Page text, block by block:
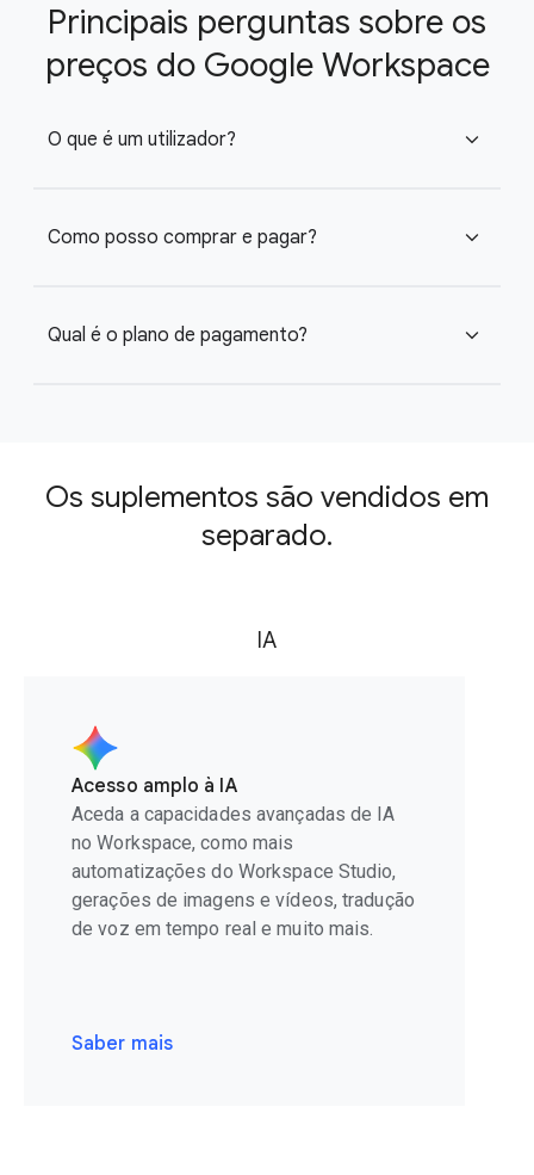
Principais perguntas sobre os
preços do Google Workspace
O que é um utilizador? expand_more
Como posso comprar e pagar? expand_more
Qual é o plano de pagamento? expand_more
Os suplementos são vendidos em
separado.
IA
Acesso amplo à IA
Aceda a capacidades avançadas de IA
no Workspace, como mais
automatizações do Workspace Studio,
gerações de imagens e vídeos, tradução
de voz em tempo real e muito mais.
Saber mais